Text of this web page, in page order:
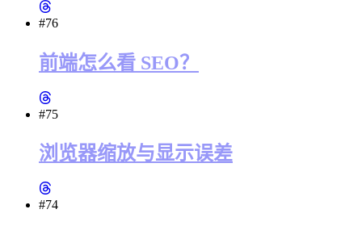
#76
前端怎么看 SEO？
#75
浏览器缩放与显示误差
#74